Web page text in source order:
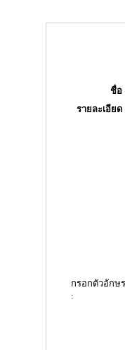
ชื่อ
รายละเอียด
กรอกตัวอักษร
: